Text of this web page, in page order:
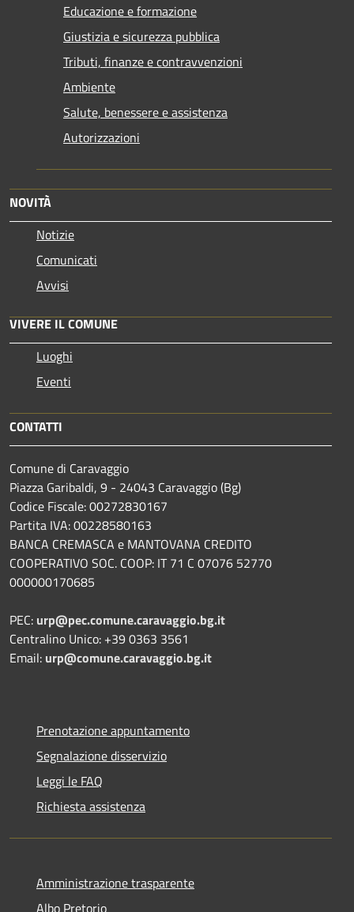
Educazione e formazione
Giustizia e sicurezza pubblica
Tributi, finanze e contravvenzioni
Ambiente
Salute, benessere e assistenza
Autorizzazioni
NOVITÀ
Notizie
Comunicati
Avvisi
VIVERE IL COMUNE
Luoghi
Eventi
CONTATTI
Comune di Caravaggio
Piazza Garibaldi, 9 - 24043 Caravaggio (Bg)
Codice Fiscale: 00272830167
Partita IVA: 00228580163
BANCA CREMASCA e MANTOVANA CREDITO
COOPERATIVO SOC. COOP: IT 71 C 07076 52770
000000170685
PEC: urp@pec.comune.caravaggio.bg.it
Centralino Unico: +39 0363 3561
Email: urp@comune.caravaggio.bg.it
Prenotazione appuntamento
Segnalazione disservizio
Leggi le FAQ
Richiesta assistenza
Amministrazione trasparente
Albo Pretorio